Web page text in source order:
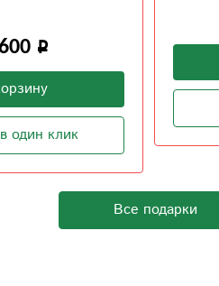
один клик
Все подарки